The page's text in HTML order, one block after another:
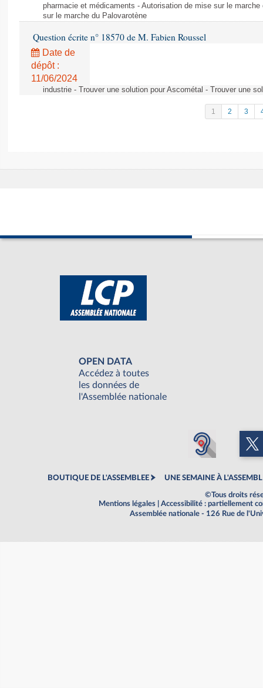
pharmacie et médicaments - Autorisation de mise sur le
sur le marche du Palovarotène
Question écrite n° 18570 de M. Fabien Roussel
Date de
dépôt :
11/06/2024
industrie - Trouver une solution pour Ascométal - Trouver une
1 2 3
OPEN DATA
Accédez à toutes
les données de
l'Assemblée nationale
BOUTIQUE DE L'ASSEMBLEE UNE SEMAINE À
©Tous droits
Mentions légales
Accessibilité : partiellement
Assemblée nationale - 126 Rue de